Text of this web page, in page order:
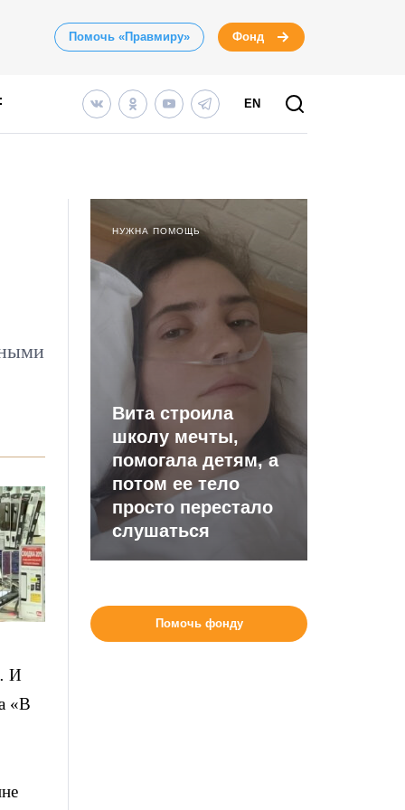
Помочь «Правмиру» Фонд
EN
И
«В
НУЖНА ПОМОЩЬ
Вита строила
школу мечты,
помогала детям, а
потом ее тело
просто перестало
слушаться
Помочь фонду